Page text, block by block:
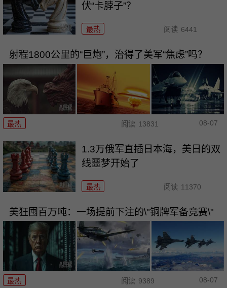
伏“卡脖子”？
最热 阅读 6441
射程1800公里的“巨炮”，治得了美军“焦虑”吗？
最热 阅读 13831 08-07
1.3万俄军直插日本海，美日的双
线噩梦开始了
最热 阅读 11370
美狂囤百万吨：一场提前下注的\"铜牌军备竞赛\"
最热 阅读 9389 08-07